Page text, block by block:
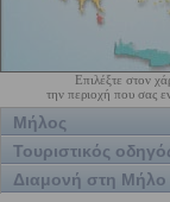
Επιλέξτε στον
την περιοχή που σας
Μήλος
Τουριστικός
Διαμονή στη Μήλο